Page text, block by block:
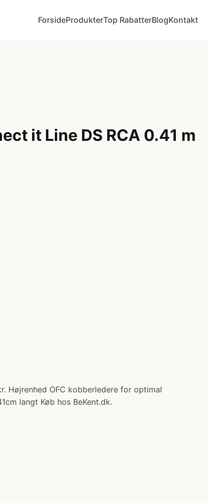
ForsideProdukterTop RabatterBlogKontakt
it Line DS RCA 0.41 m
Højrenhed OFC kobberledere for optimal
langt Køb hos BeKent.dk.